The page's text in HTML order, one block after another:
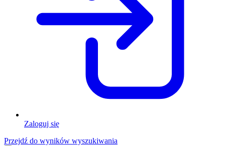
Zaloguj się
Przejdź do wyników wyszukiwania